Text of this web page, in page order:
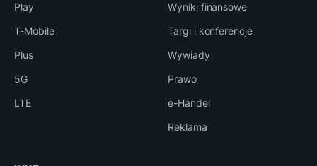
Play
T-Mobile
Plus
5G
LTE
Wyniki finansowe
Targi i konferencje
Wywiady
Prawo
e-Handel
Reklama